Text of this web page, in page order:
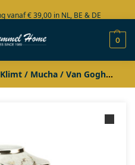
vanaf € 39,00 in NL, BE & DE
in voorraad
0
/ Mucha / Van Gogh